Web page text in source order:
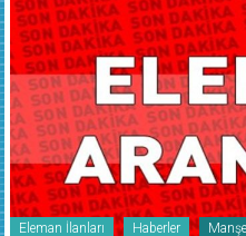
Kanalı
Eleman İlanları Haberler